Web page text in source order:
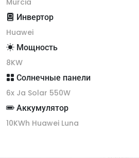
Инвертор
Huawei
Мощность
8KW
Солнечные панели
6x Ja Solar 550W
Аккумулятор
10KWh Huawei Luna